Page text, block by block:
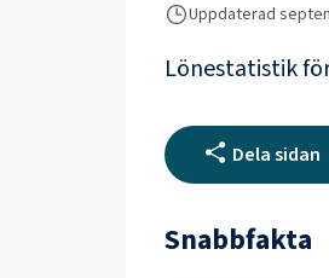
Uppdaterad
Lönestatistik
Dela sidan
Snabbfakta